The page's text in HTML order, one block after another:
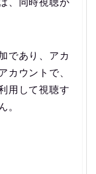
、同時視聴が
であり、アカ
カウントで、
用して視聴す
。